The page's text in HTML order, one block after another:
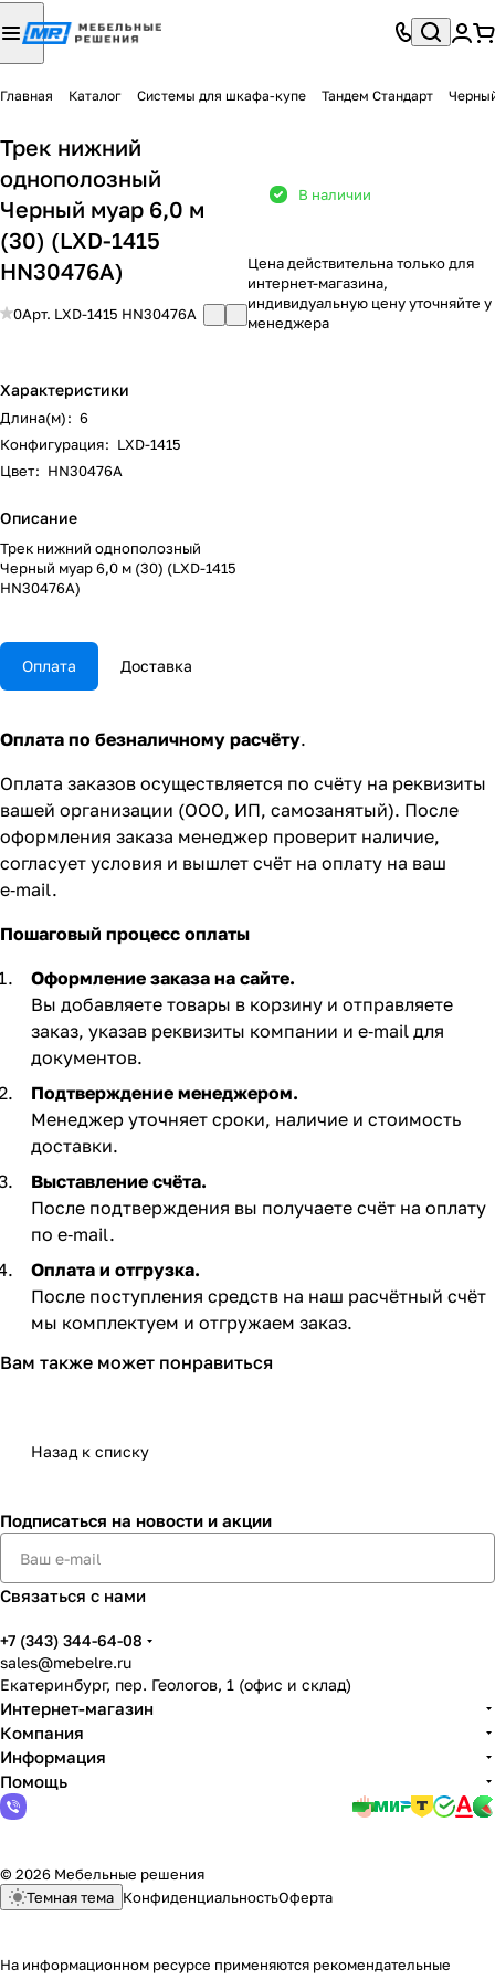
Главная Каталог Системы для шкафа-купе Тандем Стандарт
Трек нижний
однополозный
Черный муар 6,0 м
(30) (LXD-1415
HN30476A)
0Арт. LXD-1415 HN30476A
Характеристики
Длина(м): 6
Конфигурация: LXD-1415
Цвет: HN30476A
Описание
Трек нижний однополозный
Черный муар 6,0 м (30) (LXD-1415
HN30476A)
В наличии
Цена действительна только для
интернет-магазина,
индивидуальную цену уточняйте у
менеджера
Оплата Доставка
Оплата по безналичному расчёту.
Оплата заказов осуществляется по счёту на реквизиты
вашей организации (ООО, ИП, самозанятый). После
оформления заказа менеджер проверит наличие,
согласует условия и вышлет счёт на оплату на ваш
e‑mail.
Пошаговый процесс оплаты
Оформление заказа на сайте.
Вы добавляете товары в корзину и отправляете
заказ, указав реквизиты компании и e‑mail для
документов.
Подтверждение менеджером.
Менеджер уточняет сроки, наличие и стоимость
доставки.
Выставление счёта.
После подтверждения вы получаете счёт на оплату
по e‑mail. ​
Оплата и отгрузка.
После поступления средств на наш расчётный счёт
мы комплектуем и отгружаем заказ.​
Вам также может понравиться
Назад к списку
Подписаться на новости и акции
Связаться с нами
+7 (343) 344-64-08
sales@mebelre.ru
Екатеринбург, пер. Геологов, 1 (офис и склад)
Интернет-магазин
Компания
Информация
Помощь
© 2026 Мебельные решения
Темная тема КонфиденциальностьОферта
На информационном ресурсе применяются рекомендательные